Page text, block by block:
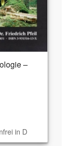
–
in D